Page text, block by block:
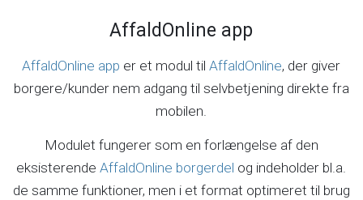
AffaldOnline app
AffaldOnline app er et modul tilAffaldOnline, der giver
borgere/kunder nem adgang til selvbetjening direkte fra
mobilen.
Modulet fungerer som en forlængelse af den
eksisterendeAffaldOnline borgerdel og indeholder bl.a.
de samme funktioner, men i et format optimeret til brug